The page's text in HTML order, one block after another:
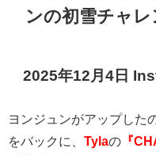
ンの初雪チャレ
2025年12月4日
ヨンジュンがアップした
をバックに、 Tylaの 『